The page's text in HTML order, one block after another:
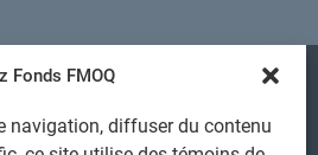
Fonds FMOQ
navigation, diffuser du contenu